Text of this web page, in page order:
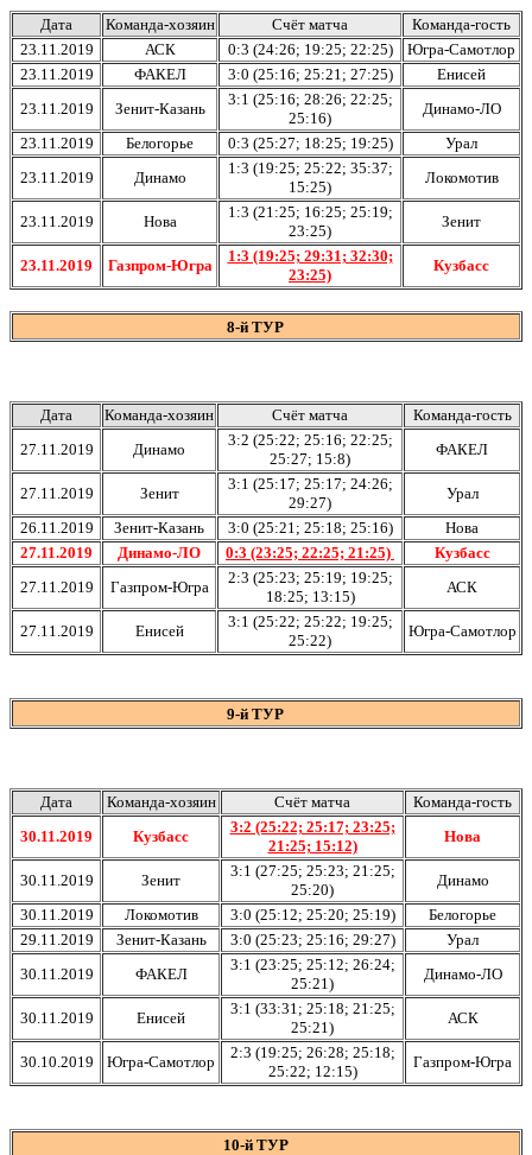
Дата Команда-хозяин Счёт матча
Команда-гость
23.11.2019
АСК 0:3 (24:26; 19:25; 22:25)
Югра-Самотлор
23.11.2019
ФАКЕЛ 3:0 (25:16; 25:21; 27:25)
Енисей
23.11.2019
Зенит-Казань
3:1 (25:16; 28:26; 22:25;
25:16)
Динамо-ЛО
23.11.2019
Белогорье 0:3 (25:27; 18:25; 19:25)
Урал
23.11.2019
Динамо
1:3 (19:25; 25:22; 35:37;
15:25)
Локомотив
23.11.2019 Нова
1:3 (21:25; 16:25; 25:19;
23:25)
Зенит
23.11.2019 Газпром-Югра
1:3 (19:25; 29:31; 32:30;
23:25)
Кузбасс
8-й ТУР
Дата Команда-хозяин Счёт матча
Команда-гость
27.11.2019
Динамо
3:2 (25:22; 25:16; 22:25;
25:27; 15:8)
ФАКЕЛ
27.11.2019 Зенит
3:1 (25:17; 25:17; 24:26;
29:27)
Урал
26.11.2019
Зенит-Казань 3:0 (25:21; 25:18; 25:16)
Нова
27.11.2019
Динамо-ЛО 0:3 (23:25; 22:25; 21:25)
Кузбасс
27.11.2019
Газпром-Югра
2:3 (25:23; 25:19; 19:25;
18:25; 13:15)
АСК
27.11.2019 Енисей
3:1 (25:22; 25:22; 19:25;
25:22)
Югра-Самотлор
9-й ТУР
Дата Команда-хозяин Счёт матча
Команда-гость
30.11.2019
Кузбасс
3:2 (25:22; 25:17; 23:25;
21:25; 15:12)
Нова
30.11.2019 Зенит
3:1 (27:25; 25:23; 21:25;
25:20)
Динамо
30.11.2019
Локомотив 3:0 (25:12; 25:20; 25:19)
Белогорье
29.11.2019
Зенит-Казань 3:0 (25:23; 25:16; 29:27)
Урал
30.11.2019
ФАКЕЛ
3:1 (23:25; 25:12; 26:24;
25:21)
Динамо-ЛО
30.11.2019 Енисей
3:1 (33:31; 25:18; 21:25;
25:21)
АСК
30.10.2019 Югра-Самотлор
2:3 (19:25; 26:28; 25:18;
25:22; 12:15)
Газпром-Югра
10-й ТУР